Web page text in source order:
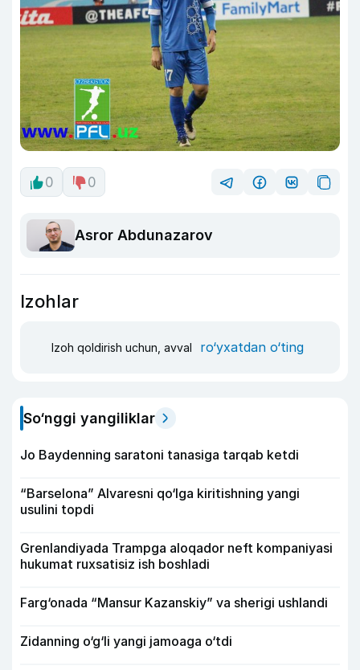
0 0
Asror Abdunazarov
Izohlar
Izoh qoldirish uchun, avval ro‘yxatdan o‘ting
So‘nggi yangiliklar
Jo Baydenning saratoni tanasiga tarqab ketdi
“Barselona” Alvaresni qo‘lga kiritishning yangi
usulini topdi
Grenlandiyada Trampga aloqador neft kompaniyasi
hukumat ruxsatisiz ish boshladi
Farg‘onada “Mansur Kazanskiy” va sherigi ushlandi
Zidanning o‘g‘li yangi jamoaga o‘tdi